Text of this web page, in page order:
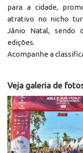
para a cidade,
atrativo no nicho
Jânio Natal, sendo
edições.
Acompanhe a
Veja galeria de